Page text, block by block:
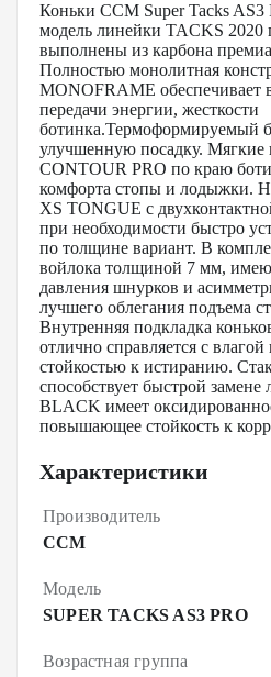
Коньки CCM Super Tacks AS3
модель линейки TACKS 2020
выполнены из карбона
Полностью монолитная
MONOFRAME обеспечивает
передачи энергии, жесткости
ботинка.Термоформируемый
улучшенную посадку. Мягкие
CONTOUR PRO по краю
комфорта стопы и лодыжки.
XS TONGUE с
при необходимости быстро
по толщине вариант. В
войлока толщиной 7 мм,
давления шнурков и
лучшего облегания подъема
Внутренняя подкладка
отлично справляется с
стойкостью к истиранию.
способствует быстрой замене
BLACK имеет
повышающее стойкость к
Характеристики
Производитель
CCM
Модель
SUPER TACKS AS3 PRO
Возрастная группа